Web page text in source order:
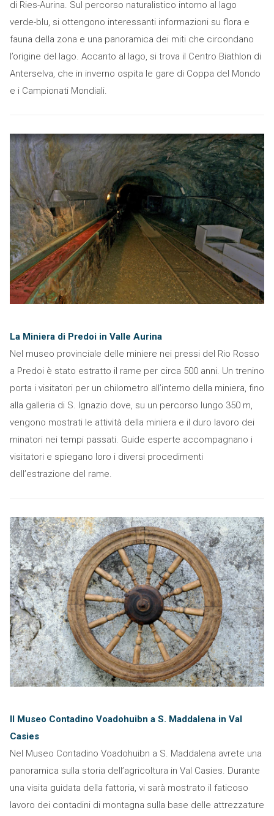
di Ries-Aurina. Sul percorso naturalistico intorno al lago
verde-blu, si ottengono interessanti informazioni su flora e
fauna della zona e una panoramica dei miti che circondano
l’origine del lago. Accanto al lago, si trova il Centro Biathlon di
Anterselva, che in inverno ospita le gare di Coppa del Mondo
e i Campionati Mondiali.
La Miniera di Predoi in Valle Aurina
Nel museo provinciale delle miniere nei pressi del Rio Rosso
a Predoi è stato estratto il rame per circa 500 anni. Un trenino
porta i visitatori per un chilometro all’interno della miniera, fino
alla galleria di S. Ignazio dove, su un percorso lungo 350 m,
vengono mostrati le attività della miniera e il duro lavoro dei
minatori nei tempi passati. Guide esperte accompagnano i
visitatori e spiegano loro i diversi procedimenti
dell’estrazione del rame.
Il Museo Contadino Voadohuibn a S. Maddalena in Val
Casies
Nel Museo Contadino Voadohuibn a S. Maddalena avrete una
panoramica sulla storia dell’agricoltura in Val Casies. Durante
una visita guidata della fattoria, vi sarà mostrato il faticoso
lavoro dei contadini di montagna sulla base delle attrezzature